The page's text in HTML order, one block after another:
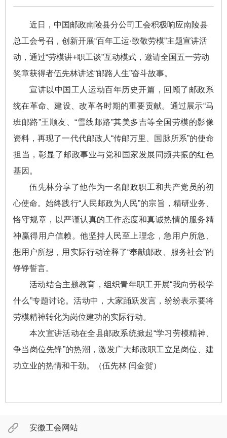
近日，中国邮政南陵县分公司工会积极响应南陵县
总工会号召，创新开展“百年工运·致敬劳模”主题宣讲活
动，通过“劳模讲+职工谈”互动模式，邀请全国五一劳动
奖章获得者伍先林讲述“邮路人生”奋斗故事。
宣讲以中国工人运动百年历史开篇，回顾了邮政系
统在革命、建设、改革各时期的重要贡献。通过展示“马
班邮路”王顺友、“雪线邮路”其美多吉等全国劳模的影像
资料，再现了一代代邮政人“传邮万里、国脉所系”的使命
担当，彰显了邮政事业与党和国家发展同频共振的红色
基因。
伍先林分享了他作为一名邮政职工和共产党员的初
心使命。始终践行“人民邮政为人民”的宗旨，精研业务、
恪守规章，以严谨认真的工作态度和真诚热情的服务精
神赢得用户信赖。他坚持人民至上理念，急用户所急、
想用户所想，用实际行动诠释了“奉献邮政、服务社会”的
铮铮誓言。
活动结合主题教育，组织青年职工开展“我向劳模学
什么”专题讨论。活动中，大家踊跃发言，纷纷表示要将
劳模精神转化为岗位建功的实际行动。
本次宣讲活动在全县邮政系统掀起“学习劳模精神、
争当岗位先锋”的热潮，激发广大邮政职工立足岗位、建
功立业的热情和干劲。（伍先林 闫金贺）
安徽工会网站